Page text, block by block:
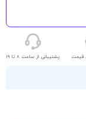
قیمت پشتیبانی از ساعت 8 تا 19